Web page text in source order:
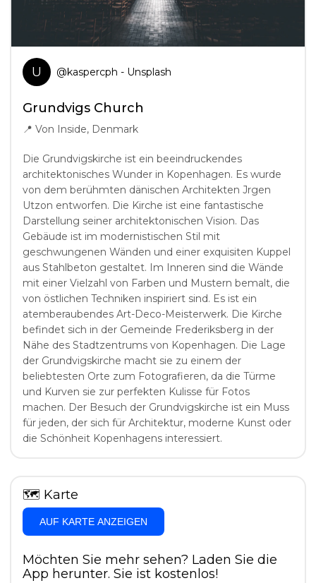
U @kaspercph - Unsplash
Grundvigs Church
📍 Von Inside, Denmark
Die Grundvigskirche ist ein beeindruckendes
architektonisches Wunder in Kopenhagen. Es wurde
von dem berühmten dänischen Architekten Jrgen
Utzon entworfen. Die Kirche ist eine fantastische
Darstellung seiner architektonischen Vision. Das
Gebäude ist im modernistischen Stil mit
geschwungenen Wänden und einer exquisiten Kuppel
aus Stahlbeton gestaltet. Im Inneren sind die Wände
mit einer Vielzahl von Farben und Mustern bemalt, die
von östlichen Techniken inspiriert sind. Es ist ein
atemberaubendes Art-Deco-Meisterwerk. Die Kirche
befindet sich in der Gemeinde Frederiksberg in der
Nähe des Stadtzentrums von Kopenhagen. Die Lage
der Grundvigskirche macht sie zu einem der
beliebtesten Orte zum Fotografieren, da die Türme
und Kurven sie zur perfekten Kulisse für Fotos
machen. Der Besuch der Grundvigskirche ist ein Muss
für jeden, der sich für Architektur, moderne Kunst oder
die Schönheit Kopenhagens interessiert.
🗺 Karte
AUF KARTE ANZEIGEN
Möchten Sie mehr sehen? Laden Sie die
App herunter. Sie ist kostenlos!